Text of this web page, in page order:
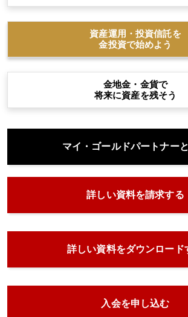
資産運用・投資信託を
金投資で始めよう
金地金・金貨で
将来に資産を残そう
マイ・ゴールドパートナー
詳しい資料を請求する
詳しい資料をダウンロード
入会を申し込む